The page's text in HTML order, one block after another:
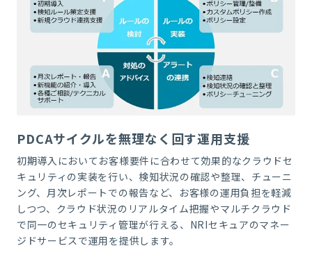
PDCAサイクルを無理なく回す運用支援
初期導入においてお客様要件に合わせて効果的なクラウドセ
キュリティの実装を行い、検知状況の確認や整理、チューニ
ング、月次レポートでの報告など、お客様の運用負担を軽減
しつつ、クラウド状況のリアルタイム把握やマルチクラウド
で同一のセキュリティ管理が行える、 NRIセキュアのマネー
ジドサービスで運用を提供します。